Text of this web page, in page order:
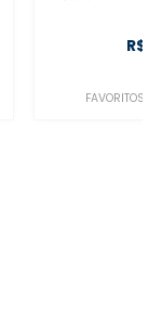
R$
FAVORITOS